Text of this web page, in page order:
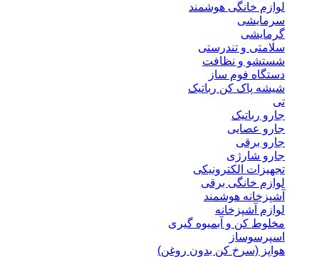
لوازم خانگی هوشمند
سرمایشی
گرمایشی
سلامتی و تندرستی
شستشو و نظافت
دستگاه فوم ساز
شیشه پاک کن رباتیک
تی
جارو رباتیک
جارو عصایی
جارو برقی
جارو شارژی
تجهیزات الکترونیکی
لوازم خانگی برقی
آشپزخانه هوشمند
لوازم آشپزخانه
مخلوط کن و آبمیوه گیری
اسپرسوساز
هواپز (سرخ کن بدون روغن)